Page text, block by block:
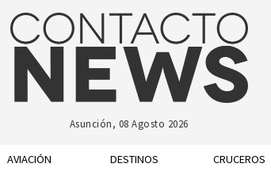
Asunción, 08 Agosto 2026
AVIACIÓN DESTINOS CRUCEROS